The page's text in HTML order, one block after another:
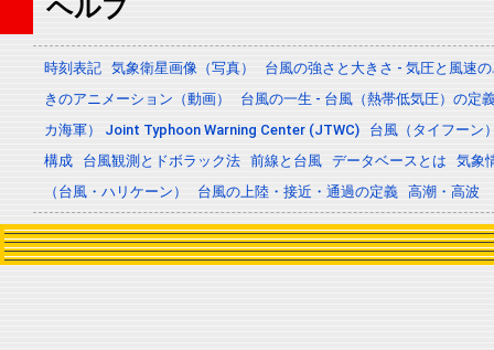
ヘルプ
時刻表記 気象衛星画像（写真）
台風の強さと大きさ - 気圧と風速
きのアニメーション（動画）
台風の一生 - 台風（熱帯低気圧）の定
カ海軍） Joint Typhoon Warning Center (JTWC)
台風（タイフーン
構成
台風観測とドボラック法 前線と台風 データベースとは
気象
（台風・ハリケーン）
台風の上陸・接近・通過の定義 高潮・高波